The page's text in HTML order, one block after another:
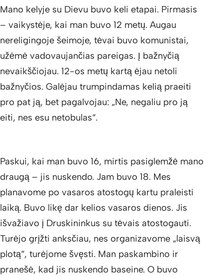
Mano kelyje su Dievu buvo keli etapai. Pirmasis
– vaikystėje, kai man buvo 12 metų. Augau
nereligingoje šeimoje, tėvai buvo komunistai,
užėmė vadovaujančias pareigas. Į bažnyčią
nevaikščiojau. 12-os metų kartą ėjau netoli
bažnyčios. Galėjau trumpindamas kelią praeiti
pro pat ją, bet pagalvojau: „Ne, negaliu pro ją
eiti, nes esu netobulas“.
Paskui, kai man buvo 16, mirtis pasiglemžė mano
draugą – jis nuskendo. Jam buvo 18. Mes
planavome po vasaros atostogų kartu praleisti
laiką. Buvo likę dar kelios vasaros dienos. Jis
išvažiavo į Druskininkus su tėvais atostogauti.
Turėjo grįžti anksčiau, nes organizavome „laisvą
plotą“, turėjome švęsti. Man paskambino ir
pranešė, kad jis nuskendo baseine. O buvo